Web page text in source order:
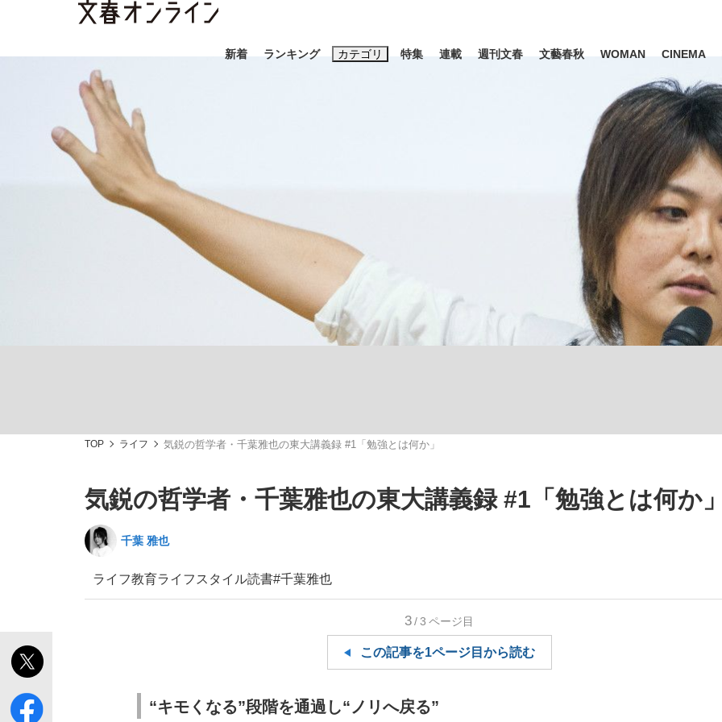
新着 ランキング カテゴリ
ビジネス
「90%は失敗する。でも…」本田圭佑が初めて明かした日本代表監督に... 「最悪の空気のまま解散
「敗因分析は一切聞かれなかった」侍ジャパン選手が証言した“NPB聞... 「クマが悪者扱いされてい
「目標達成できなかったからと言って…」サッカー日本代表・森保一監督...
特集
観る将棋、
キングの誕生を、目撃せよ。
連載 週刊文春 文藝春秋 WOMAN CINEMA
#森岡毅 #城彰二 #内田有紀
#玉木雄一郎
TOP ライフ 気鋭の哲学者・千葉雅也の東大講義録 #1「勉強とは何か」
気鋭の哲学者・千葉雅也の東大講義録 #1「勉強とは何か」
千葉 雅也
ライフ教育ライフスタイル読書#千葉雅也
3/3 ページ目
この記事を1ページ目から読む
“キモくなる”段階を通過し“ノリへ戻る”